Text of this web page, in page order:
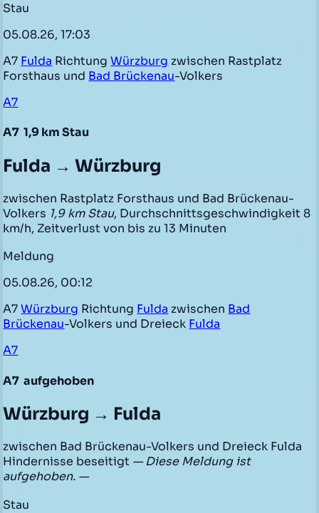
Stau
05.08.26, 17:03
A7 Fulda RichtungWürzburg zwischen Rastplatz
Forsthaus und Bad Brückenau-Volkers
A7
A7 1,9 km Stau
Fulda → Würzburg
zwischen Rastplatz Forsthaus und Bad Brückenau-
Volkers 1,9 km Stau, Durchschnittsgeschwindigkeit 8
km/h, Zeitverlust von bis zu 13 Minuten
Meldung
05.08.26, 00:12
A7Würzburg Richtung Fulda zwischen Bad
Brückenau-Volkers und Dreieck Fulda
A7
A7 aufgehoben
Würzburg → Fulda
zwischen Bad Brückenau-Volkers und Dreieck Fulda
Hindernisse beseitigt — Diese Meldung ist
aufgehoben. —
Stau